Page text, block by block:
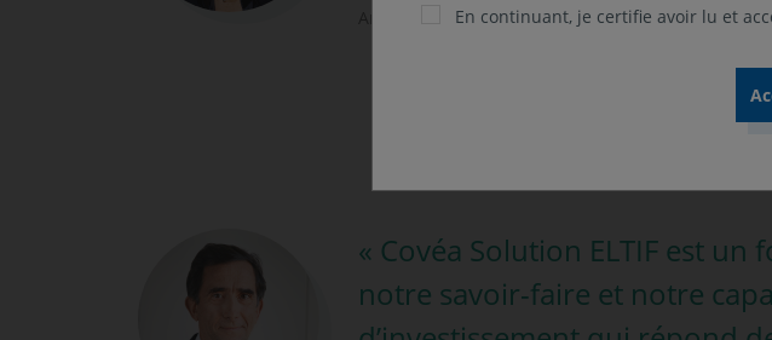
Anne LAMOTTE, Directrice Assurance Vie du
« Covéa Solution ELTIF est
notre savoir-faire et notre
En continuant, je certifie avoir lu et